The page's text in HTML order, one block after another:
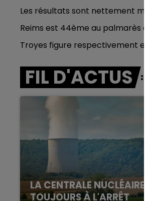
Les résultats sont nettement
Reims est 44ème au palmarès
Troyes figure respectivement
FIL D'ACTUS
LA CENTRALE NUCLÉAIRE
TOUJOURS À L'ARRÊT